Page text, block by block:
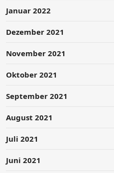
Januar 2022
Dezember 2021
November 2021
Oktober 2021
September 2021
August 2021
Juli 2021
Juni 2021